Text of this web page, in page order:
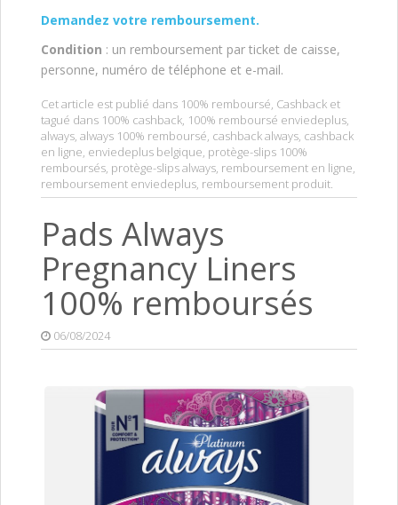
Demandez votre remboursement.
Condition : un remboursement par ticket de caisse,
personne, numéro de téléphone et e-mail.
Cet article est publié dans 100% remboursé Cashback et
tagué dans 100% cashback 100% remboursé enviedeplus
always always 100% remboursé cashback always cashback
en ligne enviedeplus belgique protège-slips 100%
remboursés protège-slips always remboursement en ligne
remboursement enviedeplus remboursement produit
Pads Always
Pregnancy Liners
100% remboursés
06/08/2024